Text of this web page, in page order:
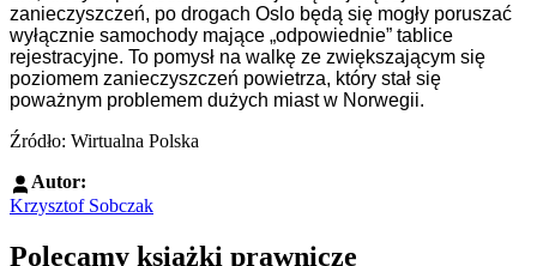
zanieczyszczeń, po drogach Oslo będą się mogły poruszać
wyłącznie samochody mające „odpowiednie” tablice
rejestracyjne. To pomysł na walkę ze zwiększającym się
poziomem zanieczyszczeń powietrza, który stał się
poważnym problemem dużych miast w Norwegii.
Źródło: Wirtualna Polska
Autor:
Krzysztof Sobczak
Polecamy książki prawnicze